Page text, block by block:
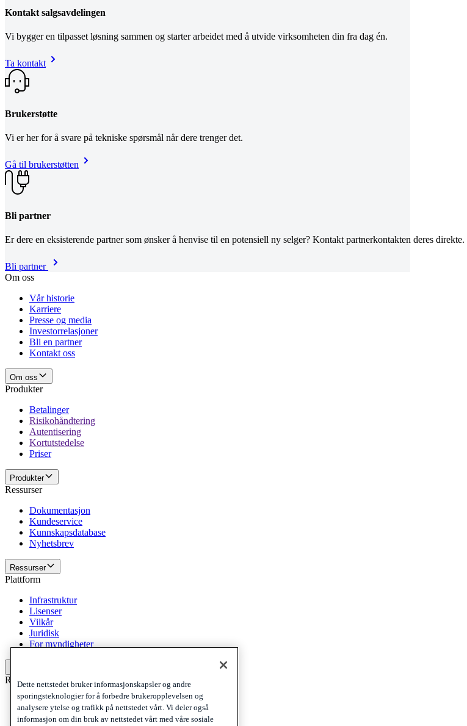
Kontakt salgsavdelingen
Vi bygger en tilpasset løsning sammen og starter arbeidet med å utvide virksomheten din fra dag én.
Ta kontakt
Brukerstøtte
Vi er her for å svare på tekniske spørsmål når dere trenger det.
Gå til brukerstøtten
Bli partner
Er dere en eksisterende partner som ønsker å henvise til en potensiell ny selger? Kontakt partnerkontakten deres direkte.
Bli partner
Om oss
Vår historie
Karriere
Presse og media
Investorrelasjoner
Bli en partner
Kontakt oss
Om oss
Produkter
Betalinger
Risikohåndtering
Autentisering
Kortutstedelse
Priser
Produkter
Ressurser
Dokumentasjon
Kundeservice
Kunnskapsdatabase
Nyhetsbrev
Ressurser
Plattform
Infrastruktur
Lisenser
Vilkår
Juridisk
For myndigheter
Retningslinjer og ansvarsfraskrivelse
Privacy
Cookies
Disclaimer
Dette nettstedet bruker informasjonskapsler og andre
sporingsteknologier for å forbedre brukeropplevelsen og
analysere ytelse og trafikk på nettstedet vårt. Vi deler også
informasjon om din bruk av nettstedet vårt med våre sosiale